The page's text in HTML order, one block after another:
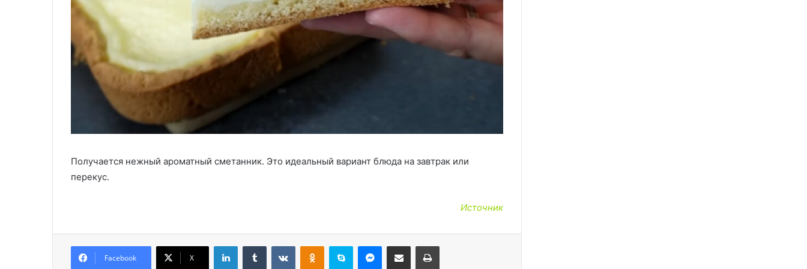
Получается нежный ароматный сметанник. Это идеальный вариант блюда на завтрак или
перекус.
Источник
Facebook X
LinkedInTumblr ВконтактеОдноклассники
Skype Messenger
Поделиться через электронную почту Печатать